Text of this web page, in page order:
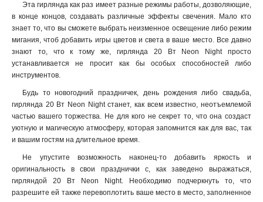
Эта гирлянда как раз имеет разные режимы работы, дозволяющие,
в конце концов, создавать различные эффекты свечения. Мало кто
знает то, что вы сможете выбрать неизменное освещение либо режим
мигания, чтоб добавить игры цветов и света в ваше место. Все давно
знают то, что к тому же, гирлянда 20 Вт Neon Night просто
устанавливается не просит как бы особых способностей либо
инструментов.
Будь то новогодний праздничек, день рождения либо свадьба,
гирлянда 20 Вт Neon Night станет, как всем известно, неотъемлемой
частью вашего торжества. Не для кого не секрет то, что она создаст
уютную и магическую атмосферу, которая запомнится как для вас, так
и вашим гостям на длительное время.
Не упустите возможность наконец-то добавить яркость и
оригинальность в свои празднички с, как заведено выражаться,
гирляндой 20 Вт Neon Night. Необходимо подчеркнуть то, что
разрешите ей также перевоплотить ваше место в место, заполненное